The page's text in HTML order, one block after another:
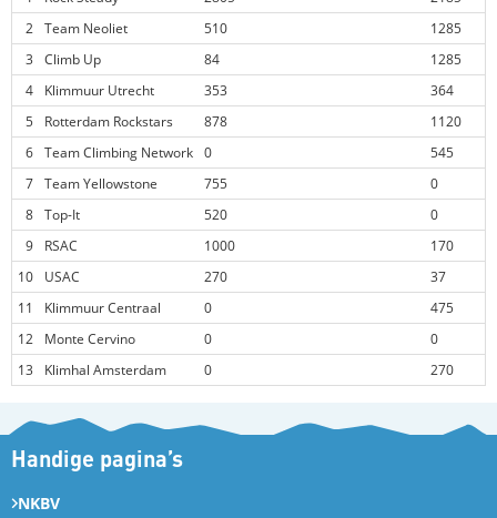
2 Team Neoliet 510
1285
3
Climb Up 84
1285
4
Klimmuur Utrecht 353
364
5
Rotterdam Rockstars 878
1120
6 Team Climbing Network 0
545
7 Team Yellowstone 755
0
8 Top-It 520
0
9
RSAC 1000
170
10
USAC 270
37
11
Klimmuur Centraal 0
475
12
Monte Cervino 0
0
13
Klimhal Amsterdam 0 270
Handige pagina’s
NKBV